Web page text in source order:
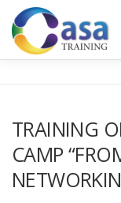
Lompat
konten
KONTAK KAMI
TRAINING
CAMP